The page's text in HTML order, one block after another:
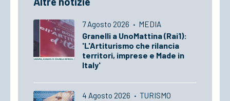
7 Agosto 2026 · MEDIA
Granelli a UnoMattina (Rai1):
'L'Artiturismo che rilancia
territori, imprese e Made in
Italy'
4 Agosto 2026 · TURISMO